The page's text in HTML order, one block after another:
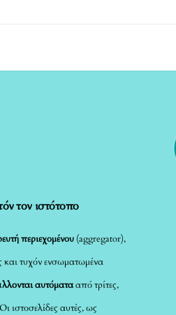
τον ιστότοπο
περιεχομένου (aggregator),
και τυχόν ενσωματωμένα
αυτόματααπό τρίτες,
ιστοσελίδες αυτές, ως